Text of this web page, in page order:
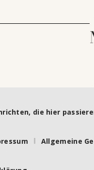
die hier
Allgemeine